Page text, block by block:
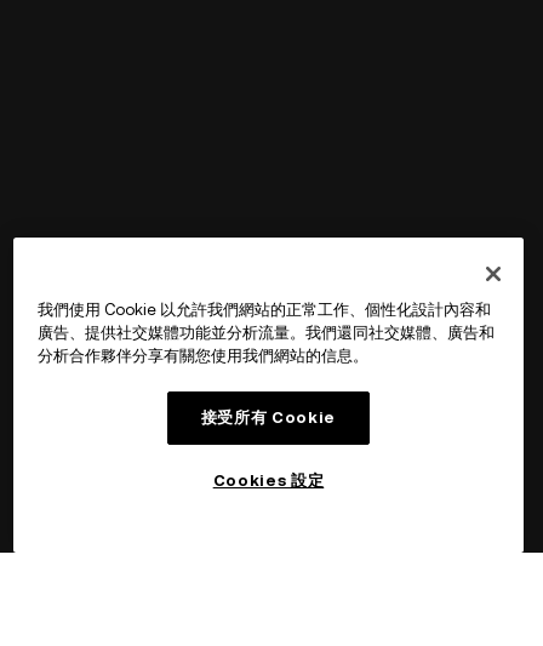
我們使用 Cookie 以允許我們網站的正常工作、個性化設計內容和
廣告、提供社交媒體功能並分析流量。我們還同社交媒體、廣告和
分析合作夥伴分享有關您使用我們網站的信息。
接受所有 Cookie
Cookies 設定